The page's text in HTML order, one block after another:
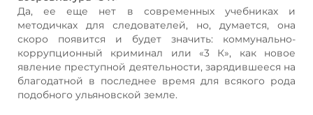
Да, ее еще нет в современных учебниках и
методичках для следователей, но, думается, она
скоро появится и будет значить: коммунально-
коррупционный криминал или «3 К», как новое
явление преступной деятельности, зарядившееся на
благодатной в последнее время для всякого рода
подобного ульяновской земле.